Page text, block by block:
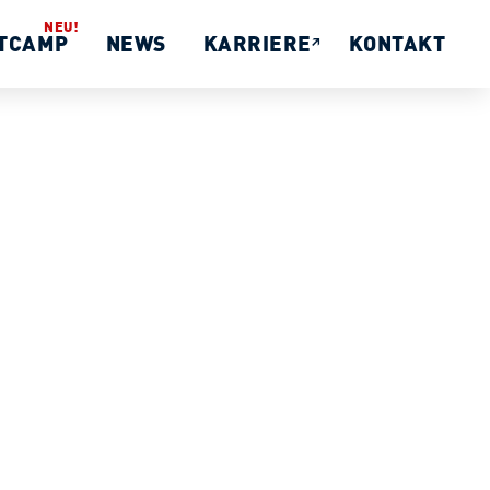
NEWS KARRIERE KONTAKT